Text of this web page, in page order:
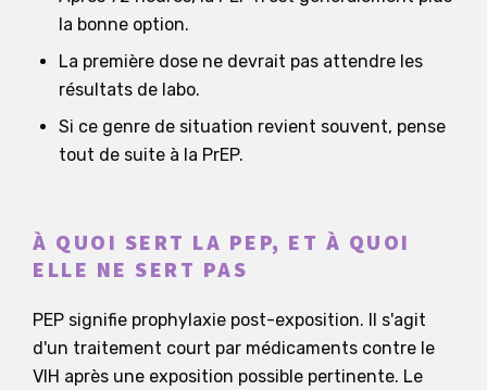
la bonne option.
La première dose ne devrait pas attendre les
résultats de labo.
Si ce genre de situation revient souvent, pense
tout de suite à la PrEP.
À QUOI SERT LA PEP, ET À QUOI
ELLE NE SERT PAS
PEP signifie prophylaxie post-exposition. Il s'agit
d'un traitement court par médicaments contre le
VIH après une exposition possible pertinente. Le